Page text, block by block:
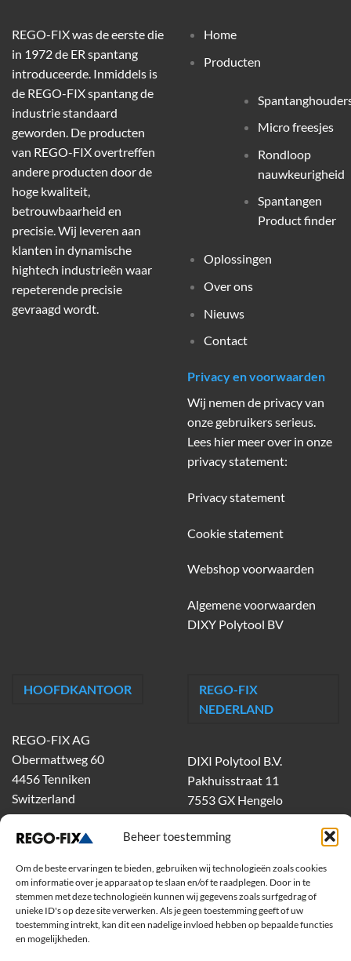
Beheer toestemming
Om de beste ervaringen te bieden, gebruiken wij technologieën zoals cookies
om informatie over je apparaat op te slaan en/of te raadplegen. Door in te
stemmen met deze technologieën kunnen wij gegevens zoals surfgedrag of
unieke ID's op deze site verwerken. Als je geen toestemming geeft of uw
toestemming intrekt, kan dit een nadelige invloed hebben op bepaalde functies
en mogelijkheden.
REGO-FIX was de eerste die
in 1972 de ER spantang
introduceerde. Inmiddels is
de REGO-FIX spantang de
industrie standaard
geworden. De producten
van REGO-FIX overtreffen
andere producten door de
hoge kwaliteit,
betrouwbaarheid en
precisie. Wij leveren aan
klanten in dynamische
hightech industrieën waar
repeterende precisie
gevraagd wordt.
Home
Producten
Micro freesjes
Rondloop
nauwkeurigheid
Spantangen
Product finder
Oplossingen
Over ons
Nieuws
Contact
Privacy en voorwaarden
Wij nemen de privacy van
onze gebruikers serieus.
Lees hier meer over in onze
privacy statement:
Privacy statement
Cookie statement
Webshop voorwaarden
Algemene voorwaarden
DIXY Polytool BV
HOOFDKANTOOR
REGO-FIX AG
Obermattweg 60
4456 Tenniken
Switzerland
REGO-FIX
NEDERLAND
DIXI Polytool B.V.
Pakhuisstraat 11
7553 GX Hengelo
tel.074-303 55 00
dixiholland@dixi.com
Volg ons op Youtube
Volg ons op Linkedin